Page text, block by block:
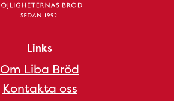
Links
Om Liba Bröd
Kontakta oss